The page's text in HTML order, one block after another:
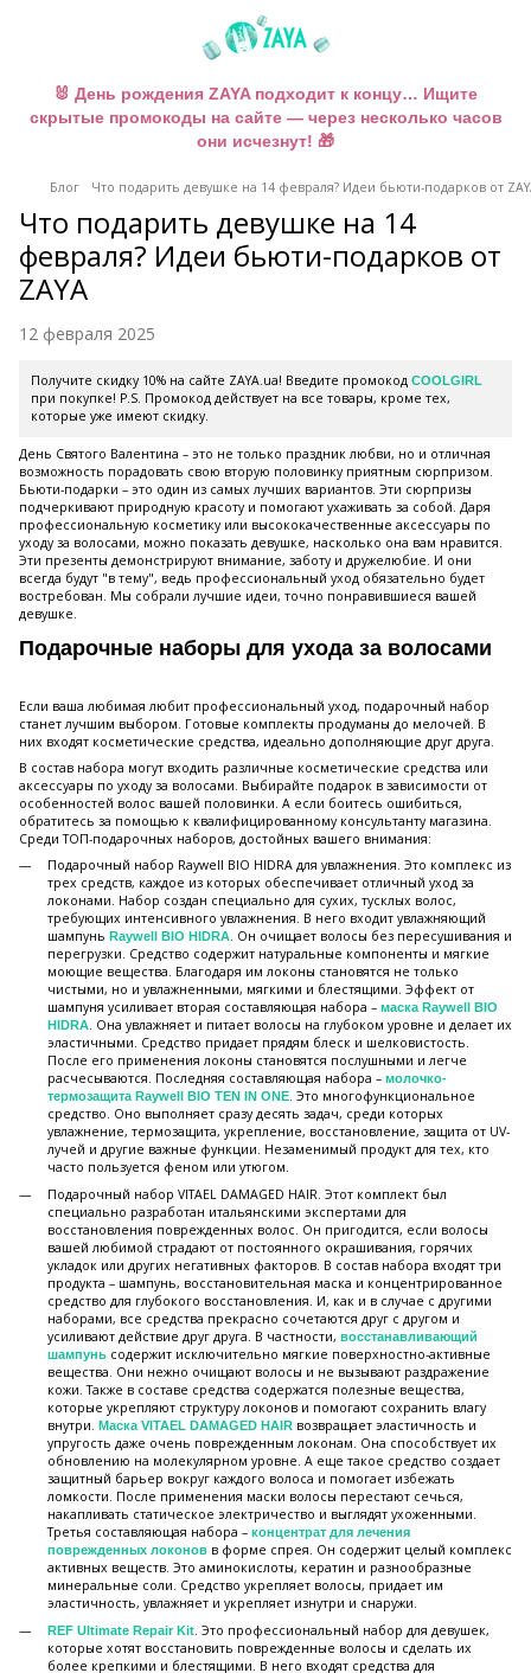
🐰 День рождения ZAYA подходит к концу… Ищите
скрытые промокоды на сайте — через несколько часов
они исчезнут! 🎁
Блог Что подарить девушке на 14 февраля? Идеи бьюти-подарков от
Что подарить девушке на 14
февраля? Идеи бьюти-подарков от
ZAYA
12 февраля 2025
Получите скидку 10% на сайте ZAYA.ua! Введите промокод COOLGIRL
при покупке! P.S. Промокод действует на все товары, кроме тех,
которые уже имеют скидку.
День Святого Валентина – это не только праздник любви, но и отличная
возможность порадовать свою вторую половинку приятным сюрпризом.
Бьюти-подарки – это один из самых лучших вариантов. Эти сюрпризы
подчеркивают природную красоту и помогают ухаживать за собой. Даря
профессиональную косметику или высококачественные аксессуары по
уходу за волосами, можно показать девушке, насколько она вам нравится.
Эти презенты демонстрируют внимание, заботу и дружелюбие. И они
всегда будут "в тему", ведь профессиональный уход обязательно будет
востребован. Мы собрали лучшие идеи, точно понравившиеся вашей
девушке.
Подарочные наборы для ухода за волосами
Если ваша любимая любит профессиональный уход, подарочный набор
станет лучшим выбором. Готовые комплекты продуманы до мелочей. В
них входят косметические средства, идеально дополняющие друг друга.
В состав набора могут входить различные косметические средства или
аксессуары по уходу за волосами. Выбирайте подарок в зависимости от
особенностей волос вашей половинки. А если боитесь ошибиться,
обратитесь за помощью к квалифицированному консультанту магазина.
Среди ТОП-подарочных наборов, достойных вашего внимания:
Подарочный набор Raywell BIO HIDRA для увлажнения. Это комплекс из
трех средств, каждое из которых обеспечивает отличный уход за
локонами. Набор создан специально для сухих, тусклых волос,
требующих интенсивного увлажнения. В него входит увлажняющий
шампунь Raywell BIO HIDRA . Он очищает волосы без пересушивания и
перегрузки. Средство содержит натуральные компоненты и мягкие
моющие вещества. Благодаря им локоны становятся не только
чистыми, но и увлажненными, мягкими и блестящими. Эффект от
шампуня усиливает вторая составляющая набора – маска Raywell BIO
HIDRA . Она увлажняет и питает волосы на глубоком уровне и делает их
эластичными. Средство придает прядям блеск и шелковистость.
После его применения локоны становятся послушными и легче
расчесываются. Последняя составляющая набора – молочко-
термозащита Raywell BIO TEN IN ONE . Это многофункциональное
средство. Оно выполняет сразу десять задач, среди которых
увлажнение, термозащита, укрепление, восстановление, защита от UV-
лучей и другие важные функции. Незаменимый продукт для тех, кто
часто пользуется феном или утюгом.
Подарочный набор VITAEL DAMAGED HAIR. Этот комплект был
специально разработан итальянскими экспертами для
восстановления поврежденных волос. Он пригодится, если волосы
вашей любимой страдают от постоянного окрашивания, горячих
укладок или других негативных факторов. В состав набора входят три
продукта – шампунь, восстановительная маска и концентрированное
средство для глубокого восстановления. И, как и в случае с другими
наборами, все средства прекрасно сочетаются друг с другом и
усиливают действие друг друга. В частности, восстанавливающий
шампунь содержит исключительно мягкие поверхностно-активные
вещества. Они нежно очищают волосы и не вызывают раздражение
кожи. Также в составе средства содержатся полезные вещества,
которые укрепляют структуру локонов и помогают сохранить влагу
внутри. Маска VITAEL DAMAGED HAIR возвращает эластичность и
упругость даже очень поврежденным локонам. Она способствует их
обновлению на молекулярном уровне. А еще такое средство создает
защитный барьер вокруг каждого волоса и помогает избежать
ломкости. После применения маски волосы перестают сечься,
накапливать статическое электричество и выглядят ухоженными.
Третья составляющая набора – концентрат для лечения
поврежденных локонов в форме спрея. Он содержит целый комплекс
активных веществ. Это аминокислоты, кератин и разнообразные
минеральные соли. Средство укрепляет волосы, придает им
эластичность, увлажняет и укрепляет изнутри и снаружи.
REF Ultimate Repair Kit. Это профессиональный набор для девушек,
которые хотят восстановить поврежденные волосы и сделать их
более крепкими и блестящими. В него входят средства для